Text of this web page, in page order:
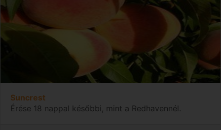
Suncrest
Érése 18 nappal későbbi, mint a Redhavennél.